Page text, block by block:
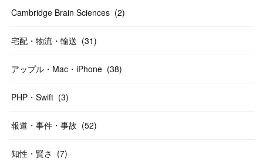
Cambridge Brain Sciences (2)
宅配・物流・輸送 (31)
アップル・Mac・iPhone (38)
PHP・Swift (3)
報道・事件・事故 (52)
知性・賢さ (7)